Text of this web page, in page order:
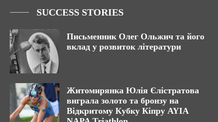
SUCCESS STORIES
Письменник Олег Ольжич та його
вклад у розвиток літератури
Житомирянка Юлія Єлістратова
виграла золото та бронзу на
Відкритому Кубку Кіпру AYIA